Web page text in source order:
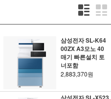
삼성전자 SL-K64
00ZX A3모노 40
매기 빠른설치 토
너포함
2,883,370원